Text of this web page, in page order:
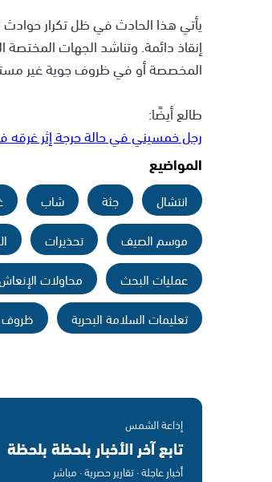
يأتي هذا الحادث في ظل تكرار
إنقاذ دائمة. وتناشد الجهات المختصة
المخصصة أو في ظروف جوية غير
طالع أيضًا:
رجل خمسيني في حالة حرجة إثر غرقه
المواضيع
انتشال جثة شاب
موسم الصيف
تحذيرات
عمليات البحث
محاولات
تعليمات السلامة البحرية
ظروف
إذاعة الشمس
تابع آخر الأخبار بلحظة بلحظة
أخبار عاجلة · تقارير حصرية · مباشر